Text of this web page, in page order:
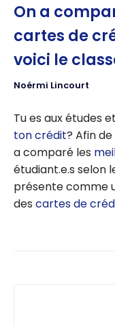
On a
cartes de
voici le
Noérmi Lincourt
Tu es aux études
ton crédit? Afin
a comparé les
étudiant.e.s selon
présente comme
des cartes de